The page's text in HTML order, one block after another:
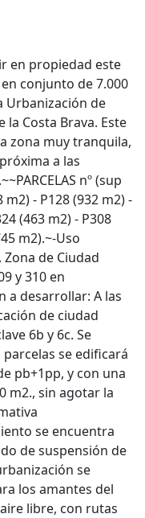
en propiedad este
conjunto de 7.000
Urbanización de
la Costa Brava. Este
zona muy tranquila,
a las
nº (sup
m2) - P128 (932 m2) -
(463 m2) - P308
m2).~-Uso
de Ciudad
y 310 en
a desarrollar: A las
de ciudad
6b y 6c. Se
se edificará
pb+1pp, y con una
m2., sin agotar la
se encuentra
de suspensión de
se
los amantes del
libre, con rutas